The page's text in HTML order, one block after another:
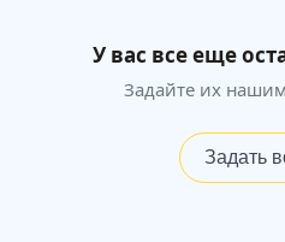
У вас все еще
Задайте их
Задать